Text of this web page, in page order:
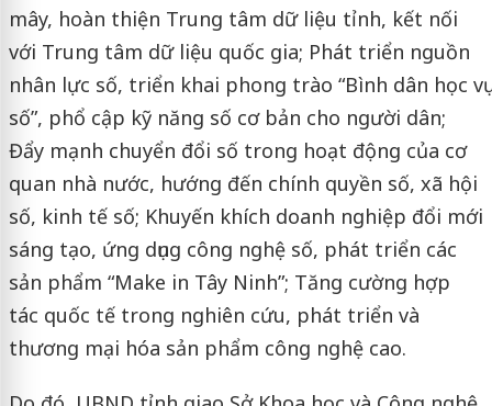
mây, hoàn thiện Trung tâm dữ liệu tỉnh, kết nối
với Trung tâm dữ liệu quốc gia; Phát triển nguồn
nhân lực số, triển khai phong trào “Bình dân học vụ
số”, phổ cập kỹ năng số cơ bản cho người dân;
Đẩy mạnh chuyển đổi số trong hoạt động của cơ
quan nhà nước, hướng đến chính quyền số, xã hội
số, kinh tế số; Khuyến khích doanh nghiệp đổi mới
sáng tạo, ứng dụng công nghệ số, phát triển các
sản phẩm “Make in Tây Ninh”; Tăng cường hợp
tác quốc tế trong nghiên cứu, phát triển và
thương mại hóa sản phẩm công nghệ cao.